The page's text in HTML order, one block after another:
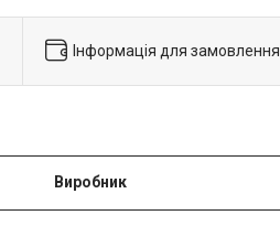
Інформація для замовлення
Виробник